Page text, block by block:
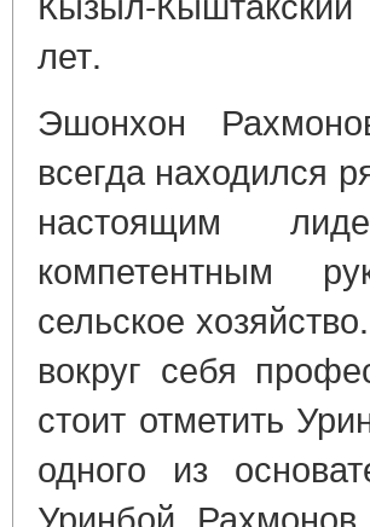
лет.
Эшонхон
всегда находился
настоящим
компетентным
сельское
вокруг себя
стоит отметить
одного из